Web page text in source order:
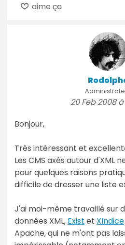
aime ça
20 Feb 2008
Bonjour,
Très intéressant et
Les CMS axés autour d'XML
pour quelques raisons
difficile de dresser une liste
J'ai moi-même travaillé sur
données XML, Exist et XIndice
Apache, qui ne m'ont pas